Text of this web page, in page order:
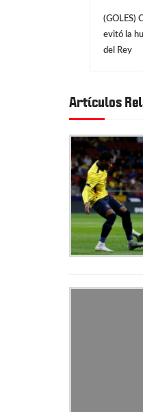
e
g
a
c
i
(GOLES)
evitó la
del Rey
Artículos